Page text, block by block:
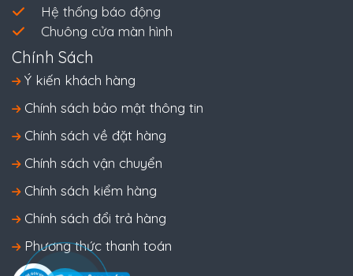
Hệ thống báo động
Chuông cửa màn hình
Chính Sách
Ý kiến khách hàng
Chính sách bảo mật thông tin
Chính sách về đặt hàng
Chính sách vận chuyển
Chính sách kiểm hàng
Chính sách đổi trả hàng
Phương thức thanh toán